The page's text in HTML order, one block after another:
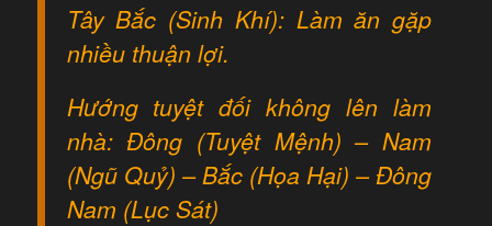
Tây Bắc (Sinh Khí): Làm ăn gặp
nhiều thuận lợi.
Hướng tuyệt đối không lên làm
nhà: Đông (Tuyệt Mệnh) – Nam
(Ngũ Quỷ) – Bắc (Họa Hại) – Đông
Nam (Lục Sát)